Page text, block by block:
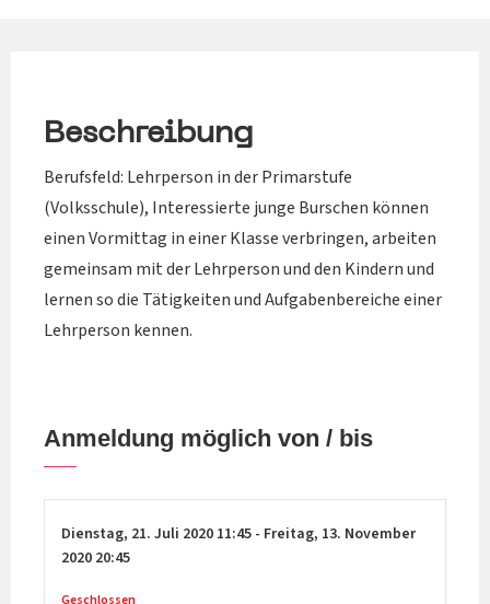
Beschreibung
Berufsfeld: Lehrperson in der Primarstufe
(Volksschule), Interessierte junge Burschen können
einen Vormittag in einer Klasse verbringen, arbeiten
gemeinsam mit der Lehrperson und den Kindern und
lernen so die Tätigkeiten und Aufgabenbereiche einer
Lehrperson kennen.
Anmeldung möglich von / bis
Dienstag, 21. Juli 2020 11:45 - Freitag, 13. November
2020 20:45